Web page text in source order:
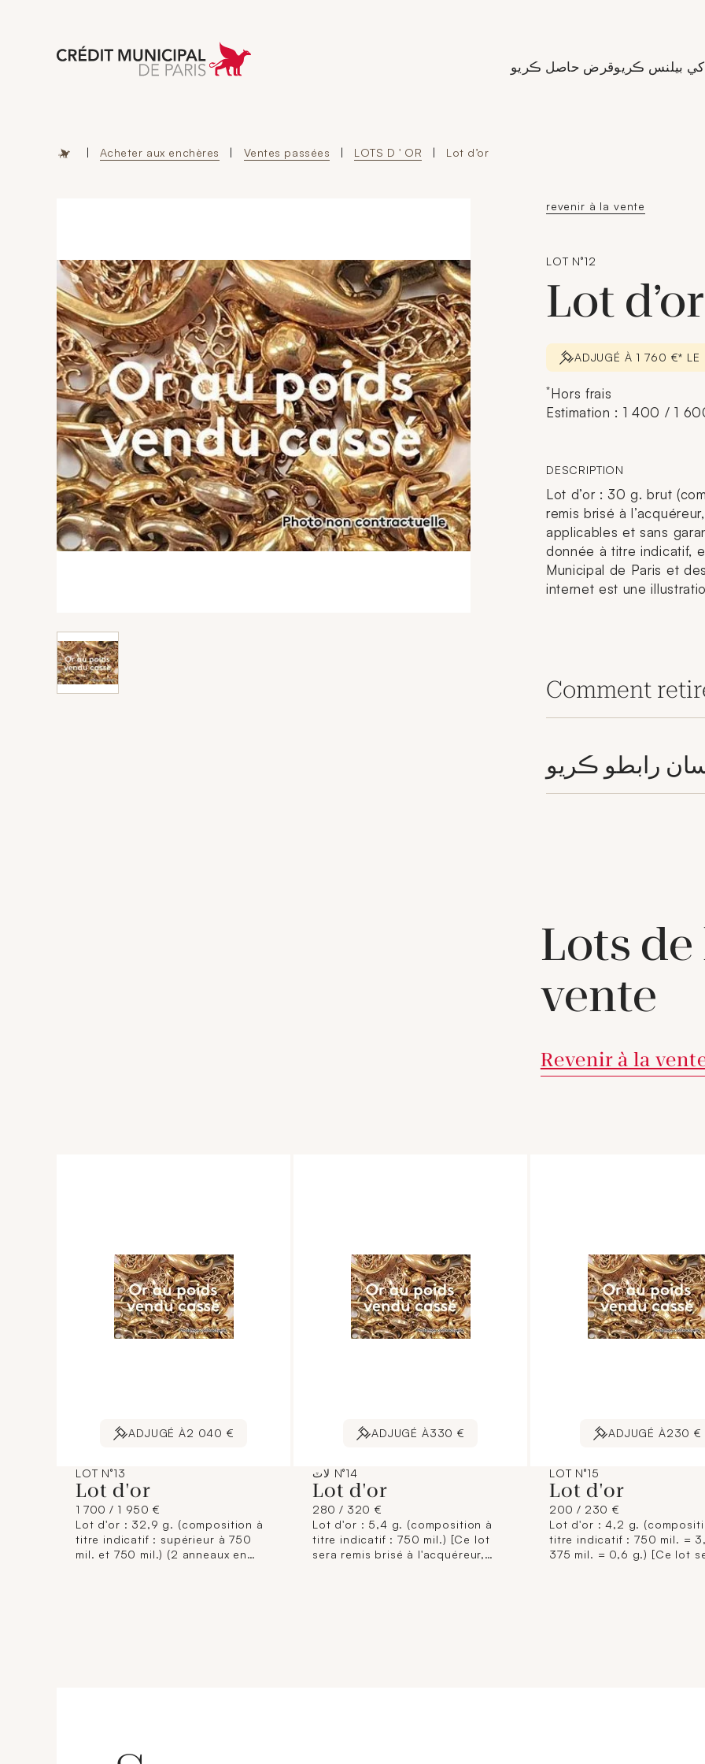
Aller à l'accueil de Crédit Municipal de Paris
قرض حاصل ڪريوبيلنس ڪريو
| Acheter aux enchères | Ventes passées | LOTS D ' OR | Lot d’or
revenir à la vente
LOT N°12
Lot
ADJUGÉ À 1 760 €*
*Hors frais
Estimation : 1 400 / 1
DESCRIPTION
Lot d’or : 30 g. brut
remis brisé à
applicables et sans
donnée à titre indicatif,
Municipal de Paris et
internet est une
Comment
رابطو ڪريو
Lots de
vente
Revenir à la
ADJUGÉ À2 040 €
LOT N°13
Lot d'or
1 700 / 1 950 €
Lot d'or : 32,9 g. (composition à
titre indicatif : supérieur à 750
mil. et 750 mil.) (2 anneaux en
ADJUGÉ À330 €
لاٽ N°14
Lot d'or
280 / 320 €
Lot d'or : 5,4 g. (composition à
titre indicatif : 750 mil.) [Ce lot
sera remis brisé à l'acquéreur,
ADJUGÉ À230 €
LOT N°15
Lot d'or
200 / 230 €
Lot d'or : 4,2 g.
titre indicatif : 750 mil. =
375 mil. = 0,6 g.) [Ce lot